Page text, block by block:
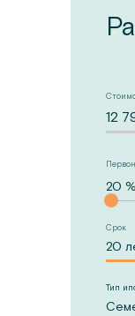
12
Срок
Тип